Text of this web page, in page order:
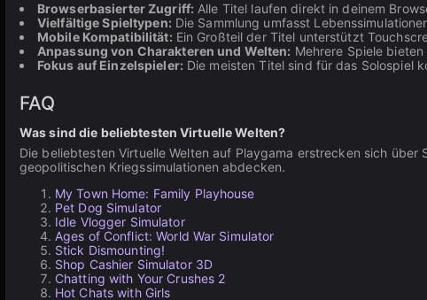
Browserbasierter Zugriff: Alle Titel laufen direkt in deinem
Vielfältige Spieltypen: Die Sammlung umfasst
Mobile Kompatibilität: Ein Großteil der Titel unterstützt
Anpassung von Charakteren und Welten: Mehrere Spiele
Fokus auf Einzelspieler: Die meisten Titel sind für das Solospiel
FAQ
Was sind die beliebtesten Virtuelle Welten?
Die beliebtesten Virtuelle Welten auf Playgama erstrecken sich
geopolitischen Kriegssimulationen abdecken.
My Town Home: Family Playhouse
Pet Dog Simulator
Idle Vlogger Simulator
Ages of Conflict: World War Simulator
Stick Dismounting!
Shop Cashier Simulator 3D
Chatting with Your Crushes 2
Hot Chats with Girls